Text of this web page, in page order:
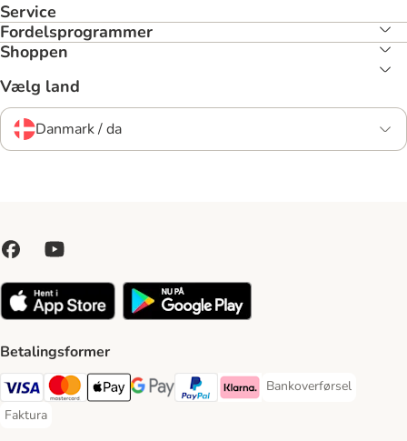
Service
Fordelsprogrammer
Shoppen
Vælg land
Danmark / da
Betalingsformer
VISA Payment Method
Mastercard Payment Method
Apply pay Payment Method
Google Pay Payment Method
paypal Payment Method
Klarna Payment Method
Bankoverførsel
Bankoverførsel
Faktura
Faktura Payment Method